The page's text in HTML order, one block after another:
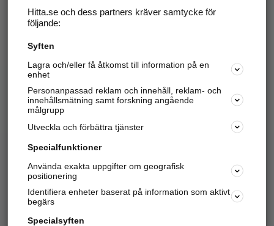
Hitta.se - Gratis nummerupplysning.
Sök företag, personer och platser.
Hitta telefonnummer, adresser, företagsinfo mm.
Marknadsför företaget
Kom igång och annonsera mot
samarbetspartners nära dig.
Hitta.se och dess partners kräver samtycke för
följande:
Syften
Lagra och/eller få åtkomst till information på en
enhet
Personanpassad reklam och innehåll, reklam- och
innehållsmätning samt forskning angående
målgrupp
Utveckla och förbättra tjänster
Specialfunktioner
Använda exakta uppgifter om geografisk
positionering
Identifiera enheter baserat på information som aktivt
begärs
Specialsyften